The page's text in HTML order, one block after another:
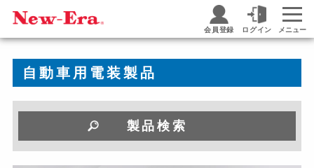
会員登録 ログイン メニュー
自動車用電装製品
製品検索